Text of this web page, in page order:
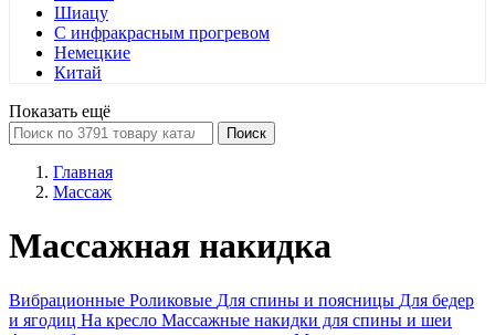
Шиацу
С инфракрасным прогревом
Немецкие
Китай
Показать ещё
Поиск
Главная
Массаж
Массажная накидка
Вибрационные Роликовые Для спины и поясницы Для бедер
и ягодиц На кресло Массажные накидки для спины и шеи